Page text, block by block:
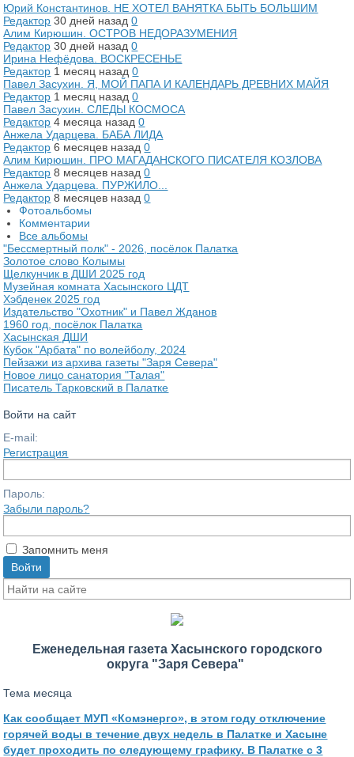
Юрий Константинов. НЕ ХОТЕЛ ВАНЯТКА БЫТЬ БОЛЬШИМ
Редактор 30 дней назад0
Алим Кирюшин. ОСТРОВ НЕДОРАЗУМЕНИЯ
Редактор 30 дней назад0
Ирина Нефёдова. ВОСКРЕСЕНЬЕ
Редактор 1 месяц назад0
Павел Засухин. Я, МОЙ ПАПА И КАЛЕНДАРЬ ДРЕВНИХ МАЙЯ
Редактор 1 месяц назад0
Павел Засухин. СЛЕДЫ КОСМОСА
Редактор 4 месяца назад0
Анжела Ударцева. БАБА ЛИДА
Редактор 6 месяцев назад0
Алим Кирюшин. ПРО МАГАДАНСКОГО ПИСАТЕЛЯ КОЗЛОВА
Редактор 8 месяцев назад0
Анжела Ударцева. ПУРЖИЛО...
Редактор 8 месяцев назад0
Фотоальбомы
Комментарии
Все альбомы
"Бессмертный полк" - 2026, посёлок Палатка
Золотое слово Колымы
Щелкунчик в ДШИ 2025 год
Музейная комната Хасынского ЦДТ
Хэбденек 2025 год
Издательство "Охотник" и Павел Жданов
1960 год, посёлок Палатка
Хасынская ДШИ
Кубок "Арбата" по волейболу, 2024
Пейзажи из архива газеты "Заря Севера"
Новое лицо санатория "Талая"
Писатель Тарковский в Палатке
Войти на сайт
E-mail:
Регистрация
Пароль:
Забыли пароль?
Запомнить меня
Еженедельная газета Хасынского городского
округа "Заря Севера"
Тема месяца
Как сообщает МУП «Комэнерго», в этом году отключение
горячей воды в течение двух недель в Палатке и Хасыне
будет проходить по следующему графику. В Палатке с 3